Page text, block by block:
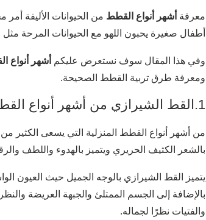
معرفةأشهر أنواع القطط من الحيوانات الأليفة
أطفال صغيرة يحبون اللهو مع الحيوانات المرحة
وفي هذا المقال سوف نستعرض عليكمأشهر أنواع
ومعرفة طرق تربية القطط الصحيحة.
1.القط الشيرازي من أشهر أنواع القطط:
من أشهر أنواع القطط المنزلية التي يسعى الكثير
بالشعر الكثيف الحريري ويتميز بالهدوء واللطف
يتميز القط الشيرازي بالوجه الجميل حيث العيون
بالإضافة إلى الجسم الممتلئ والجبهة العريضة
والفتيات نظرًا لجماله.